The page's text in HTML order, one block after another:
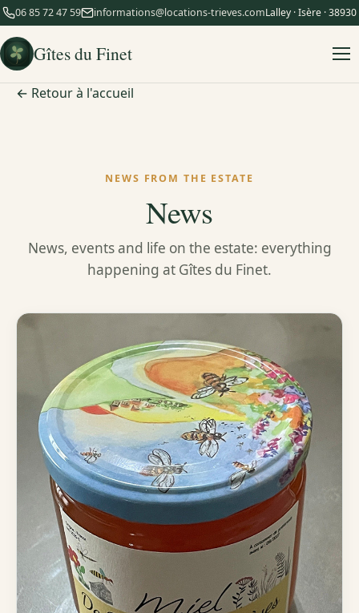
06 85 72 47 59 informations@locations-trieves.comLalley · Isère · 38930
Gîtes du Finet
← Retour à l'accueil
NEWS FROM THE ESTATE
News
News, events and life on the estate: everything
happening at Gîtes du Finet.